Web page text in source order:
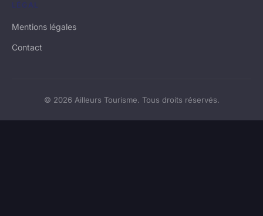
LÉGAL
Mentions légales
Contact
© 2026 Ailleurs Tourisme. Tous droits réservés.